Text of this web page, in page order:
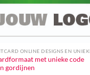
ONLINE DESIGNS EN
met unieke code
gordijnen